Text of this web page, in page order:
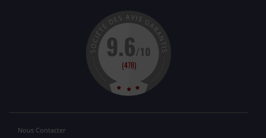
Nous Contacter